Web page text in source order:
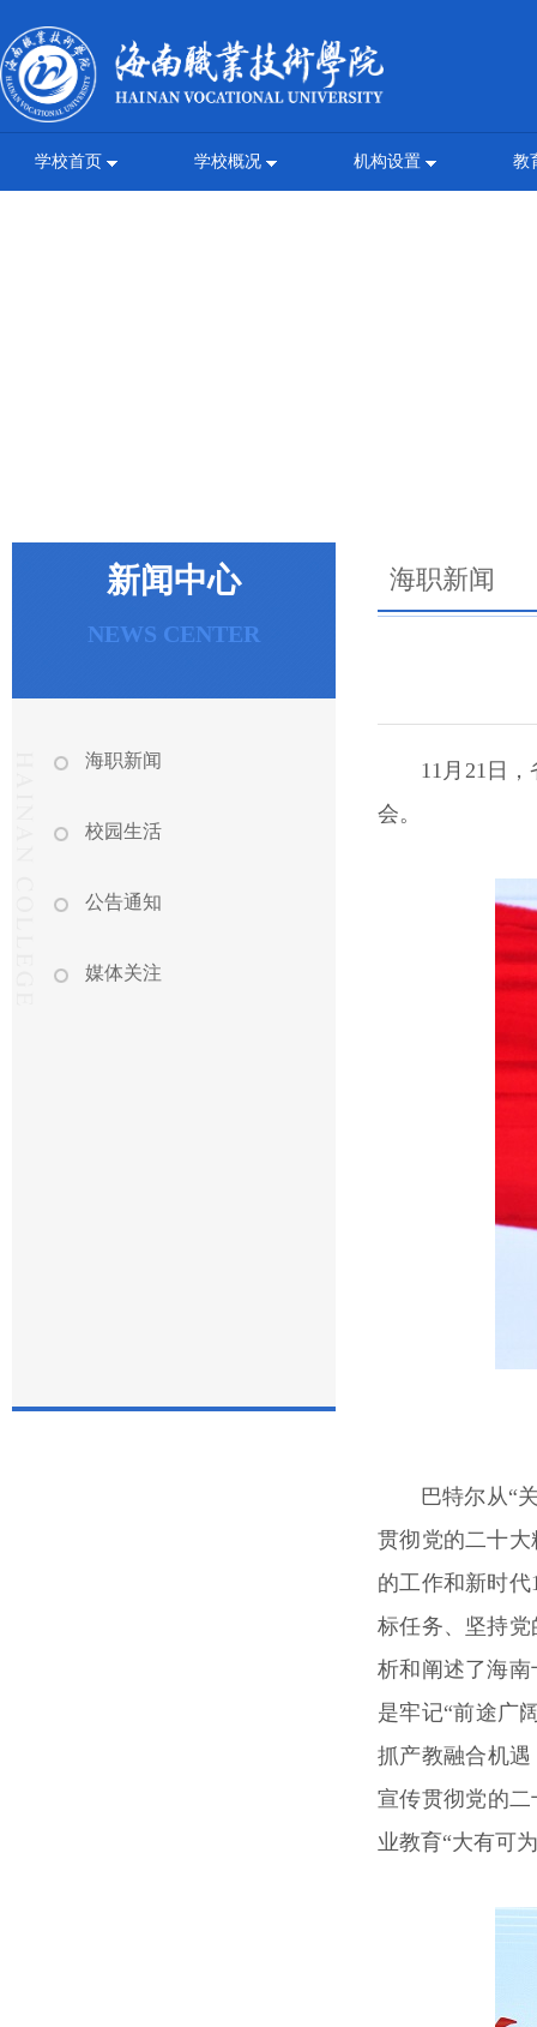
学校首页 学校概况 机构设置 教
新闻中心
NEWS CENTER
海职新闻
校园生活
公告通知
媒体关注
海职新闻
11月21日
会。
巴特尔从“
贯彻党的二十
的工作和新时
标任务、坚持
析和阐述了海
是牢记“前途广
抓产教融合机
宣传贯彻党的
业教育“大有可